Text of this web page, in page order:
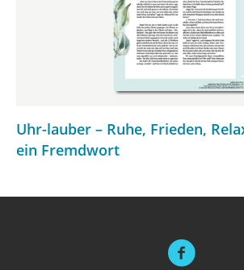
Uhr-lauber – Ruhe, Frieden,
ein Fremdwort